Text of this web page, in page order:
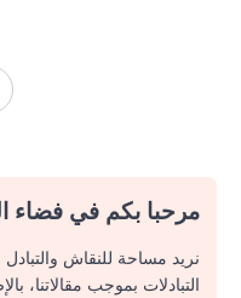
مرحبا بكم في فضاء
نريد مساحة للنقاش
التبادلات بموجب مقالاتنا،